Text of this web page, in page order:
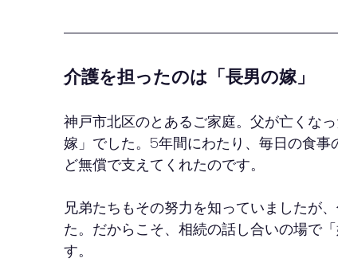
介護を担ったのは「長男の嫁」
神戸市北区のとあるご家庭。父が亡くな
嫁」でした。5年間にわたり、毎日の食
ど無償で支えてくれたのです。
兄弟たちもその努力を知っていましたが
た。だからこそ、相続の話し合いの場で
す。